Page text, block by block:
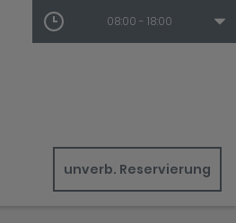
08:00 - 18:00
unverb. Reservierung